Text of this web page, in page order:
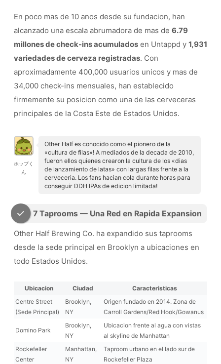
En poco mas de 10 anos desde su fundacion, han
alcanzado una escala abrumadora de mas de 6.79
millones de check-ins acumulados en Untappd y 1,931
variedades de cerveza registradas. Con
aproximadamente 400,000 usuarios unicos y mas de
34,000 check-ins mensuales, han establecido
firmemente su posicion como una de las cerveceras
principales de la Costa Este de Estados Unidos.
ホップく
ん
Other Half es conocido como el pionero de la
«cultura de filas»! A mediados de la decada de 2010,
fueron ellos quienes crearon la cultura de los «dias
de lanzamiento de latas» con largas filas frente a la
cerveceria. Los fans hacian cola durante horas para
conseguir DDH IPAs de edicion limitada!
7 Taprooms — Una Red en Rapida Expansion
Other Half Brewing Co. ha expandido sus taprooms
desde la sede principal en Brooklyn a ubicaciones en
todo Estados Unidos.
Ubicacion Ciudad
Caracteristicas
Centre Street
(Sede Principal)
Brooklyn,
NY
Origen fundado en 2014. Zona de
Carroll Gardens/Red Hook/Gowanus
Domino Park
Brooklyn,
NY
Ubicacion frente al agua con vistas
al skyline de Manhattan
Rockefeller
Center
Manhattan,
NY
Taproom urbano en el lado sur de
Rockefeller Plaza